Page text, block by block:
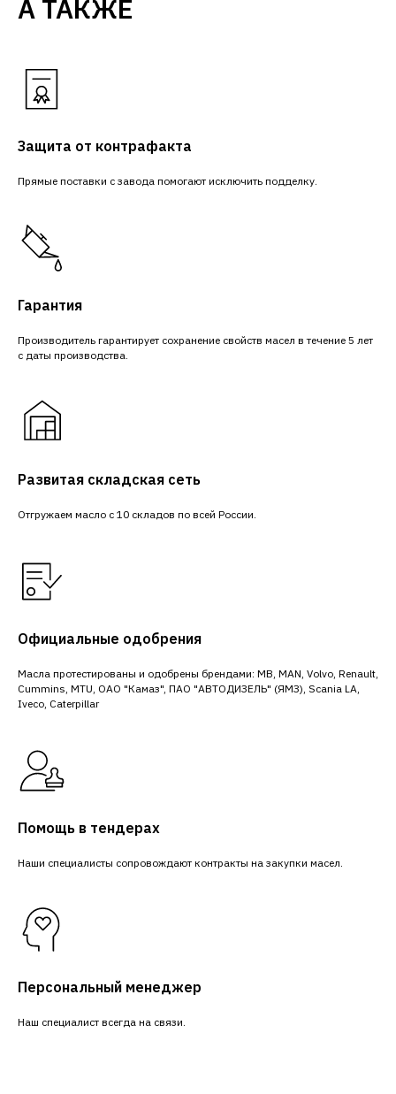
А ТАКЖЕ
Защита от контрафакта
Прямые поставки с завода помогают исключить подделку.
Гарантия
Производитель гарантирует сохранение свойств масел в течение 5 лет
с даты производства.
Развитая складская сеть
Отгружаем масло с 10 складов по всей России.
Официальные одобрения
Масла протестированы и одобрены брендами: MB, MAN, Volvo, Renault,
Cummins, MTU, ОАО "Камаз", ПАО "АВТОДИЗЕЛЬ" (ЯМЗ), Scania LA,
Iveco, Caterpillar
Помощь в тендерах
Наши специалисты сопровождают контракты на закупки масел.
Персональный менеджер
Наш специалист всегда на связи.